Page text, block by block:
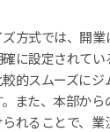
方式では、開
に設定されて
的スムーズにジ
また、本部か
れることで、